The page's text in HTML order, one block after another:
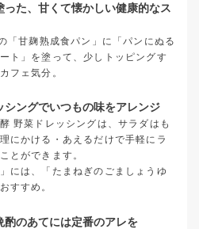
った、甘くて懐かしい健康的なス
「甘麹熟成食パン」に「パンにぬる
ト」を塗って、少しトッピングす
フェ気分。
シングでいつもの味をアレンジ
野菜ドレッシングは、サラダはも
にかける・あえるだけで手軽にラ
とができます。
には、「たまねぎのごましょうゆ
すすめ。
酌のあてには定番のアレを